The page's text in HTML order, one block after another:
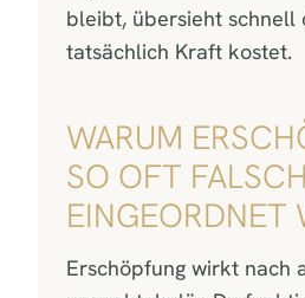
bleibt, übersieht schnell
tatsächlich Kraft kostet.
WARUM
SO OFT FALSCH
EINGEORDNET
Erschöpfung wirkt nach